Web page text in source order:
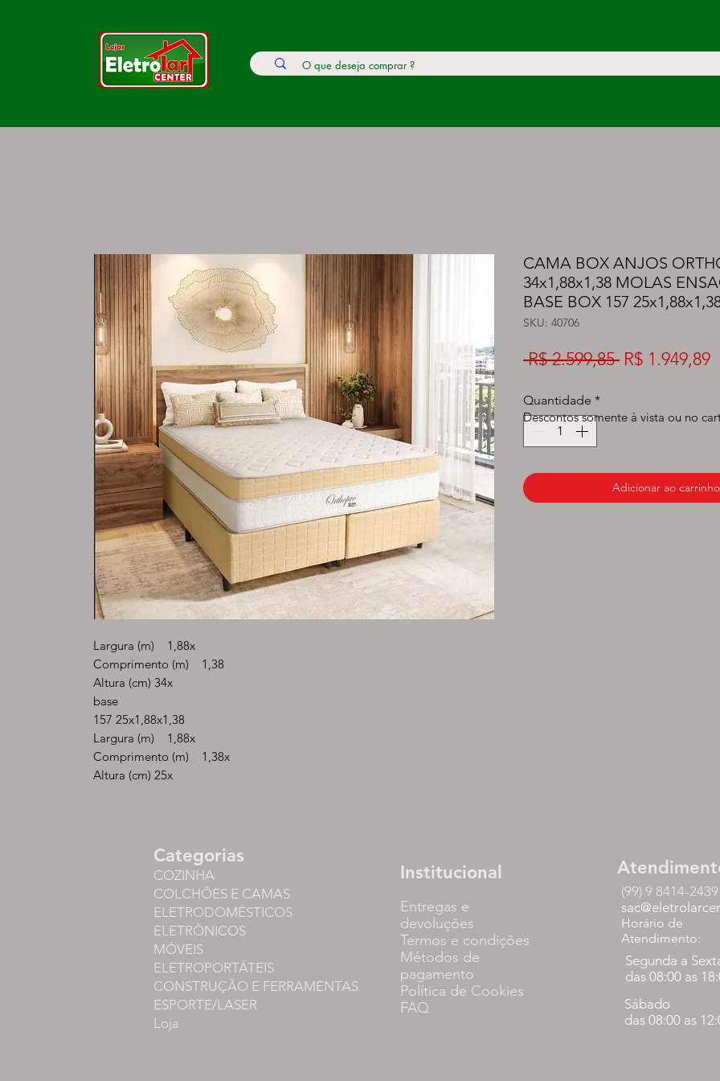
Largura (m) 1,88x
Comprimento (m) 1,38
Altura (cm) 34x
base
157 25x1,88x1,38
Largura (m) 1,88x
Comprimento (m) 1,38x
Altura (cm) 25x
CAMA BOX ANJOS
34x1,88x1,38 MOLAS
BASE BOX 157
SKU: 40706
R$ 2.599,85 Preço
R$ 1.949,89
Quantidade *
Adicionar ao carrinho
Descontos somente à vista ou no
Categorias
COZINHA
COLCHÕES E CAMAS
ELETRODOMÉSTICOS
ELETRÔNICOS
MÓVEIS
ELETROPORTÁTEIS
CONSTRUÇÃO E FERRAMENTAS
ESPORTE/LASER
Loja
Institucional
Entregas e
devoluções
Termos e condições
Métodos de
pagamento
Política de Cookies
FAQ
(99) 9 8414-2439
Horário de
Atendimento:
Segunda a
das 08:00 as
Sábado
das 08:00 as